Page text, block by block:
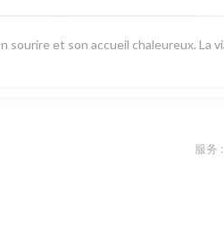
et son accueil chaleureux. La
服务 :